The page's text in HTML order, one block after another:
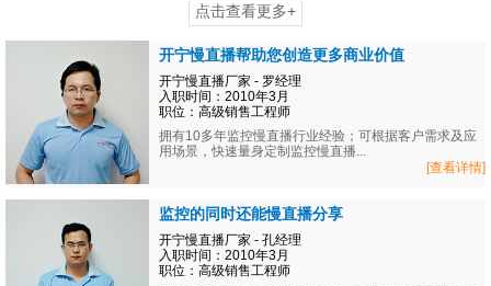
点击查看更多+
开宁慢直播帮助您创造更多商业价值
开宁慢直播厂家 - 罗经理
入职时间：2010年3月
职位：高级销售工程师
拥有10多年监控慢直播行业经验；可根据客户需求及应
用场景，快速量身定制监控慢直播...
[查看详情]
监控的同时还能慢直播分享
开宁慢直播厂家 - 孔经理
入职时间：2010年3月
职位：高级销售工程师